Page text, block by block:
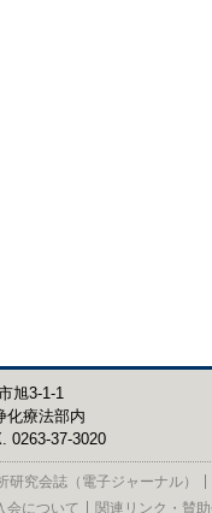
旭3-1-1
化療法部内
0263-37-3020
研究会誌（電子ジャーナル）
会について 関連リンク・賛助